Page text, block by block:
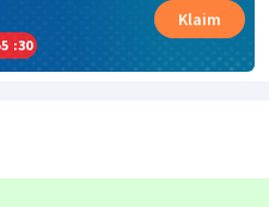
:29
Klaim